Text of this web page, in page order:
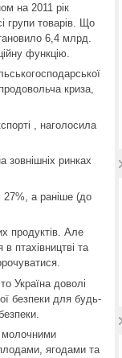
на 2011 рік
групи товарів. Що
6,4 млрд.
функцію.
криза,
, наголосила
зовнішніх ринках
27%, а раніше (до
продуктів. Але
птахівництві та
Україна доволі
безпеки для будь-
молочними
ягодами та